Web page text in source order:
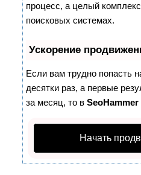
процесс, а целый
поисковых системах.
Ускорение
Если вам трудно попасть
десятки раз, а первые
за месяц, то вSeoHammer
Начать